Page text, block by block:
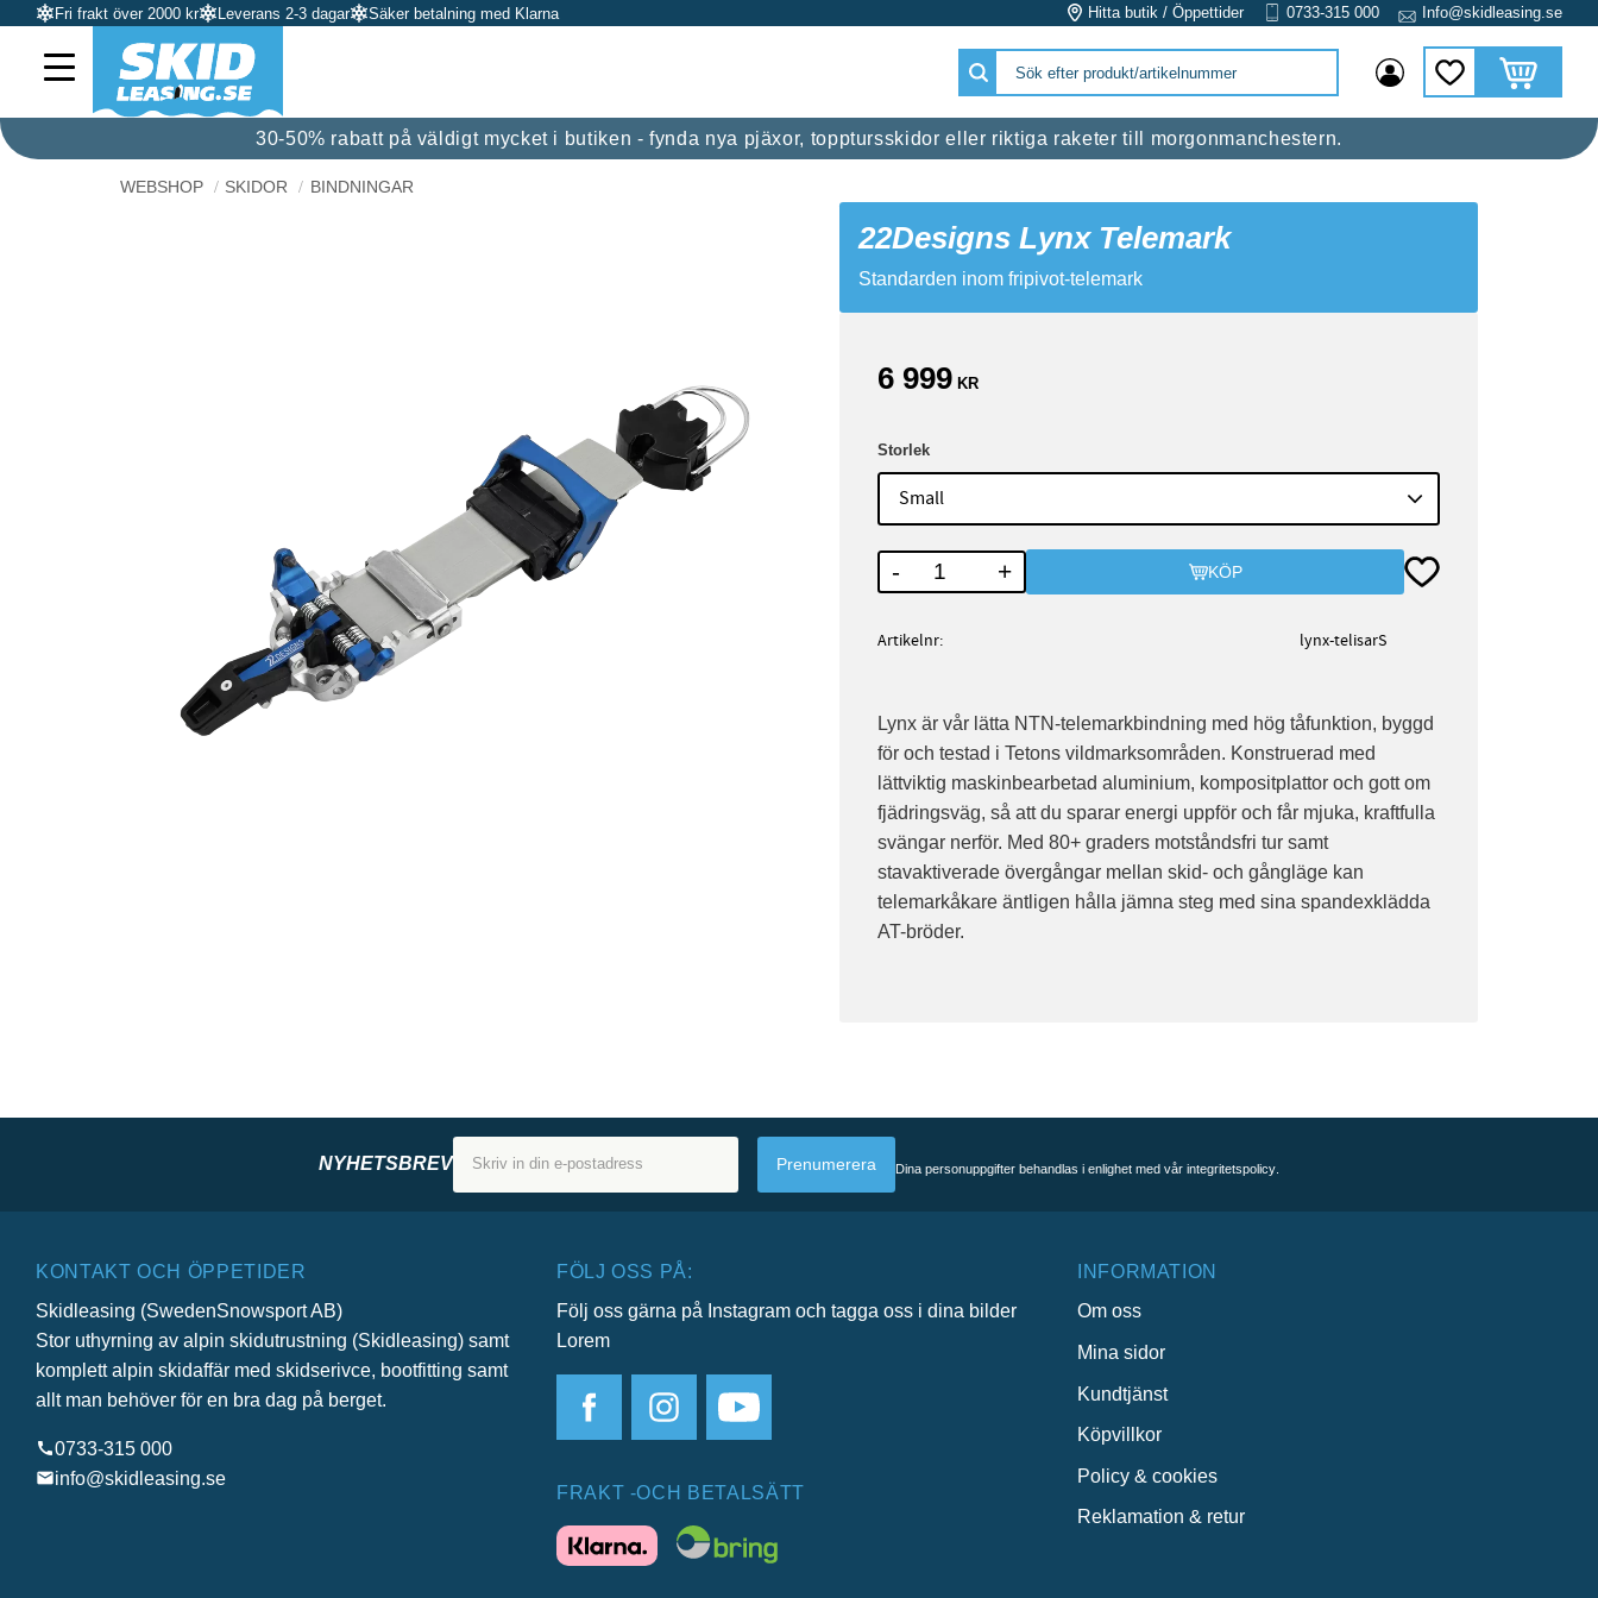
Fri frakt över 2000 kr Leverans 2-3 dagar Säker betalning med Klarna Hitta butik / Öppettider 0733-315 000 Info@skidleasing.se
Favoriter
Kundvagn
30-50% rabatt på väldigt mycket i butiken - fynda nya pjäxor, topptursskidor eller riktiga raketer till morgonmanchestern.
WEBSHOP SKIDOR BINDNINGAR
22Designs Lynx Telemark
Standarden inom fripivot-telemark
6 999 KR
Storlek
+
- KÖP Lägg till i favoriter
Artikelnr lynx-telisarS
Lynx är vår lätta NTN-telemarkbindning med hög tåfunktion, byggd
för och testad i Tetons vildmarksområden. Konstruerad med
lättviktig maskinbearbetad aluminium, kompositplattor och gott om
fjädringsväg, så att du sparar energi uppför och får mjuka, kraftfulla
svängar nerför. Med 80+ graders motståndsfri tur samt
stavaktiverade övergångar mellan skid- och gångläge kan
telemarkåkare äntligen hålla jämna steg med sina spandexklädda
AT-bröder.
NYHETSBREV Prenumerera Dina personuppgifter behandlas i enlighet med vår integritetspolicy
KONTAKT OCH ÖPPETIDER
Skidleasing (SwedenSnowsport AB)
Stor uthyrning av alpin skidutrustning (Skidleasing) samt
komplett alpin skidaffär med skidserivce, bootfitting samt
allt man behöver för en bra dag på berget.
0733-315 000
info@skidleasing.se
FÖLJ OSS PÅ:
Följ oss gärna på Instagram och tagga oss i dina bilder
Lorem
FRAKT -OCH BETALSÄTT
INFORMATION
Om oss
Mina sidor
Kundtjänst
Köpvillkor
Policy & cookies
Reklamation & retur